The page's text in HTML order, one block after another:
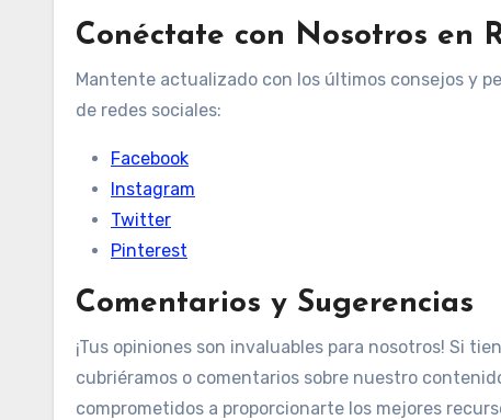
Conéctate con Nosotros en
Mantente actualizado con los últimos consejos y
de redes sociales:
Facebook
Instagram
Twitter
Pinterest
Comentarios y Sugerencias
¡Tus opiniones son invaluables para nosotros! Si
cubriéramos o comentarios sobre nuestro
comprometidos a proporcionarte los mejores